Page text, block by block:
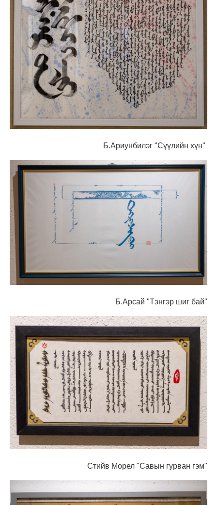
Б.Ариунбилэг "Сүүлийн хүн"
Б.Арсай "Тэнгэр шиг бай"
Стийв Морел "Савын гурван гэм"